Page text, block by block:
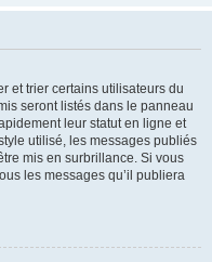
et trier certains utilisateurs du
seront listés dans le panneau
leur statut en ligne et
utilisé, les messages publiés
mis en surbrillance. Si vous
les messages qu’il publiera